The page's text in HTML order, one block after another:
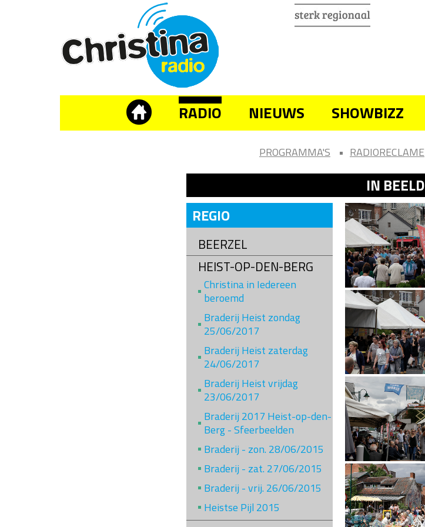
RADIO NIEUWS SHOWBIZZ
PROGRAMMA'S RADIORECLAME
IN BEELD
REGIO
BEERZEL
HEIST-OP-DEN-BERG
Christina in Iedereen
beroemd
Braderij Heist zondag
25/06/2017
Braderij Heist zaterdag
24/06/2017
Braderij Heist vrijdag
23/06/2017
Braderij 2017 Heist-op-den-
Berg - Sfeerbeelden
Braderij - zon. 28/06/2015
Braderij - zat. 27/06/2015
Braderij - vrij. 26/06/2015
Heistse Pijl 2015